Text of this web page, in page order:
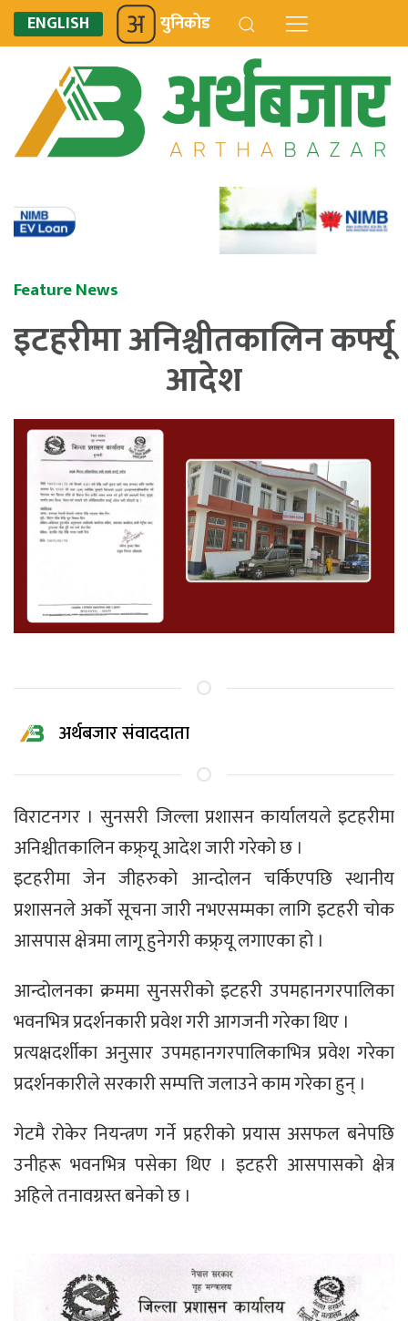
ENGLISH युनिकोड
Feature News
इटहरीमा अनिश्चीतकालिन कर्फ्यू
आदेश
अर्थबजार संवाददाता
विराटनगर । सुनसरी जिल्ला प्रशासन कार्यालयले इटहरीमा
अनिश्चीतकालिन कफ्र्यू आदेश जारी गरेको छ ।
इटहरीमा जेन जीहरुको आन्दोलन चर्किएपछि स्थानीय
प्रशासनले अर्को सूचना जारी नभएसम्मका लागि इटहरी चोक
आसपास क्षेत्रमा लागू हुनेगरी कफ्र्यू लगाएका हो ।
आन्दोलनका क्रममा सुनसरीको इटहरी उपमहानगरपालिका
भवनभित्र प्रदर्शनकारी प्रवेश गरी आगजनी गरेका थिए ।
प्रत्यक्षदर्शीका अनुसार उपमहानगरपालिकाभित्र प्रवेश गरेका
प्रदर्शनकारीले सरकारी सम्पत्ति जलाउने काम गरेका हुन् ।
गेटमै रोकेर नियन्त्रण गर्ने प्रहरीको प्रयास असफल बनेपछि
उनीहरू भवनभित्र पसेका थिए । इटहरी आसपासको क्षेत्र
अहिले तनावग्रस्त बनेको छ ।